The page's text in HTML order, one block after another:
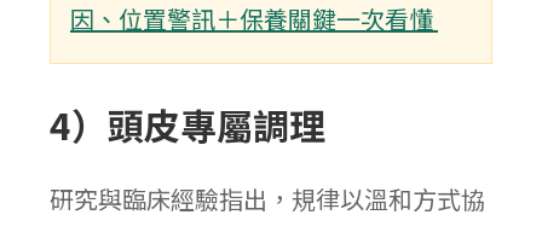
因、位置警訊＋保養關鍵一次看懂
4）頭皮專屬調理
研究與臨床經驗指出，規律以溫和方式協